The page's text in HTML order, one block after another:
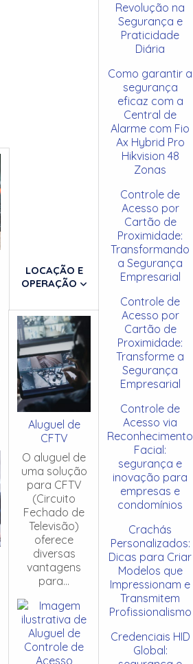
LOCAÇÃO E
OPERAÇÃO
Aluguel de
CFTV
O aluguel de
uma solução
para CFTV
(Circuito
Fechado de
Televisão)
oferece
diversas
vantagens
para...
Revolução na
Segurança e
Praticidade
Diária
Como garantir a
segurança
eficaz com a
Central de
Alarme com Fio
Ax Hybrid Pro
Hikvision 48
Zonas
Controle de
Acesso por
Cartão de
Proximidade:
Transformando
a Segurança
Empresarial
Controle de
Acesso por
Cartão de
Proximidade:
Transforme a
Segurança
Empresarial
Controle de
Acesso via
Reconhecimento
Facial:
segurança e
inovação para
empresas e
condomínios
Crachás
Personalizados:
Dicas para Criar
Modelos que
Impressionam e
Transmitem
Profissionalismo
Credenciais HID
Global: